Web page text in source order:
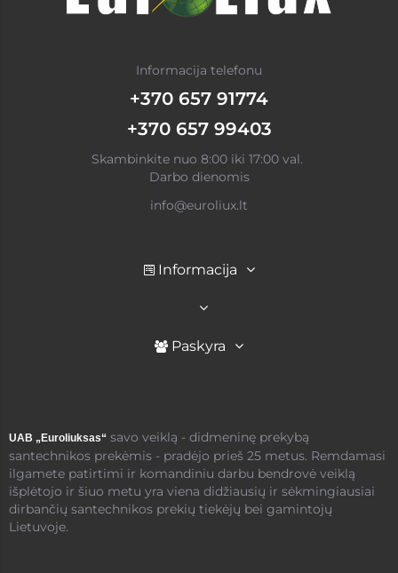
Informacija telefonu
+370 657 91774
+370 657 99403
Skambinkite nuo 8:00 iki 17:00 val.
Darbo dienomis
info@euroliux.lt
Informacija
Paskyra
UAB „Euroliuksas“ savo veiklą - didmeninę prekybą
santechnikos prekėmis - pradėjo prieš 25 metus. Remdamasi
ilgamete patirtimi ir komandiniu darbu bendrovė veiklą
išplėtojo ir šiuo metu yra viena didžiausių ir sėkmingiausiai
dirbančių santechnikos prekių tiekėjų bei gamintojų
Lietuvoje.